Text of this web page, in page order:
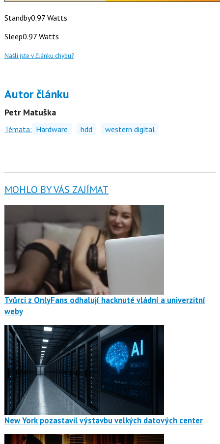
Standby0.97 Watts
Sleep0.97 Watts
Našli jste v článku chybu?
Autor článku
Petr Matuška
Témata: Hardware hdd western digital
MOHLO BY VÁS ZAJÍMAT
Tvůrci z OnlyFans odhalují hacknuté vládní a univerzitní
weby
New York pozastavil výstavbu velkých datových center